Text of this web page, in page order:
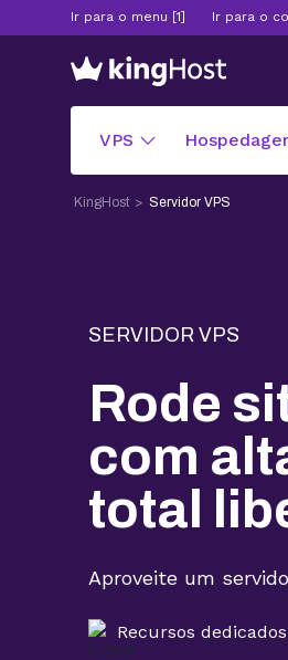
Ir para o menu [1] Ir para o
VPS
KingHost Servidor VPS
SERVIDOR VPS
Rode
com
total
Aproveite um
Recursos dedicados